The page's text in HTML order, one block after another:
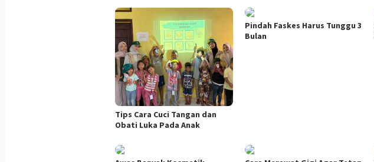
Tips Cara Cuci Tangan dan
Obati Luka Pada Anak
Pindah Faskes Harus Tunggu 3
Bulan